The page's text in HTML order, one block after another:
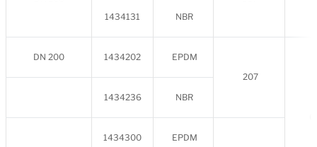
1434131
NBR
DN 200 1434202
EPDM
207
1434236 NBR
1434300
EPDM